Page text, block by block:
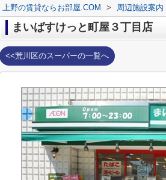
上野の賃貸ならお部屋.COM > 周辺施設案内
まいばすけっと町屋３丁目店
<<荒川区のスーパーの一覧へ